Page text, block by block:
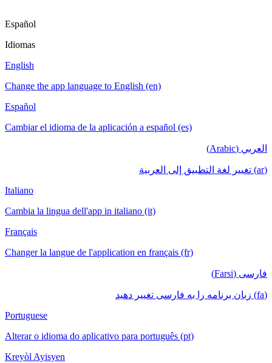
Español
Idiomas
English
Change the app language to English (en)
Español
Cambiar el idioma de la aplicación a español (es)
العربي (Arabic)
(ar) تغيير لغة التطبيق إلى العربية
Italiano
Cambia la lingua dell'app in italiano (it)
Français
Changer la langue de l'application en français (fr)
فارسی (Farsi)
(fa) زبان برنامه را به فارسی تغییر دهید
Portuguese
Alterar o idioma do aplicativo para português (pt)
Kreyòl Ayisyen